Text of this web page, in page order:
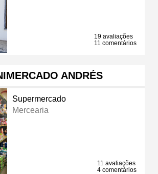
19 avaliações
11 comentários
ANDRÉS
Supermercado
Mercearia
11 avaliações
4 comentários